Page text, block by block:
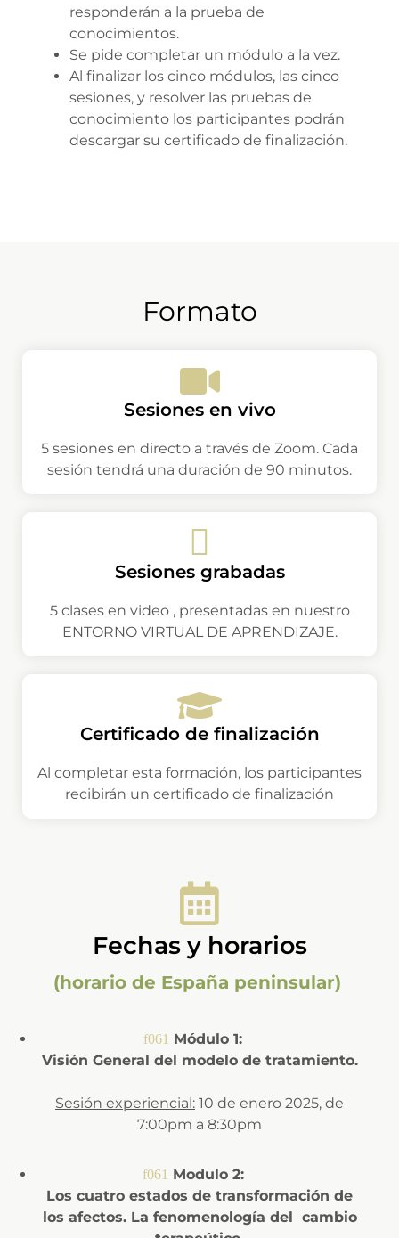
responderán a la prueba de
conocimientos.
Se pide completar un módulo a la vez.
Al finalizar los cinco módulos, las cinco
sesiones, y resolver las pruebas de
conocimiento los participantes podrán
descargar su certificado de finalización.
Formato
Sesiones en vivo
5 sesiones en directo a través de Zoom. Cada
sesión tendrá una duración de 90 minutos.
Sesiones grabadas
5 clases en video , presentadas en nuestro
ENTORNO VIRTUAL DE APRENDIZAJE.
Certificado de finalización
Al completar esta formación, los participantes
recibirán un certificado de finalización
Fechas y horarios
(horario de España peninsular)
Módulo 1:
Visión General del modelo de tratamiento.
Sesión experiencial: 10 de enero 2025, de
7:00pm a 8:30pm
Modulo 2:
Los cuatro estados de transformación de
los afectos. La fenomenología del cambio